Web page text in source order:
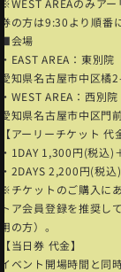
※WEST AREAのみア
券の方は9:30より順番
■会場
・EAST AREA：東別院
愛知県名古屋市中区橘
・WEST AREA：西別
愛知県名古屋市中区門
【アーリーチケット 代
・1DAY 1,300円(税込)
・2DAYS 2,200円(税
※チケットのご購入に
トア会員登録を推奨し
用の方）。
【当日券 代金】
イベント開場時間と同